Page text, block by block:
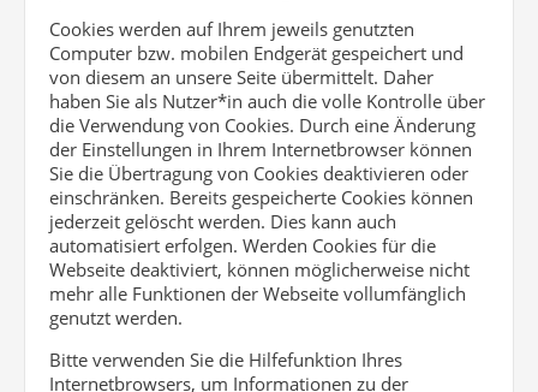
Cookies werden auf Ihrem jeweils genutzten
Computer bzw. mobilen Endgerät gespeichert und
von diesem an unsere Seite übermittelt. Daher
haben Sie als Nutzer*in auch die volle Kontrolle über
die Verwendung von Cookies. Durch eine Änderung
der Einstellungen in Ihrem Internetbrowser können
Sie die Übertragung von Cookies deaktivieren oder
einschränken. Bereits gespeicherte Cookies können
jederzeit gelöscht werden. Dies kann auch
automatisiert erfolgen. Werden Cookies für die
Webseite deaktiviert, können möglicherweise nicht
mehr alle Funktionen der Webseite vollumfänglich
genutzt werden.
Bitte verwenden Sie die Hilfefunktion Ihres
Internetbrowsers, um Informationen zu der